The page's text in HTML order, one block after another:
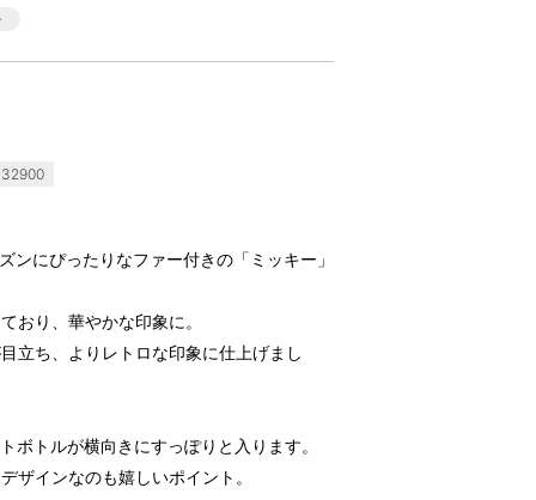
にぴったりなファー付きの「ミッキー」
おり、華やかな印象に。
立ち、よりレトロな印象に仕上げまし
トルが横向きにすっぽりと入ります。
ザインなのも嬉しいポイント。